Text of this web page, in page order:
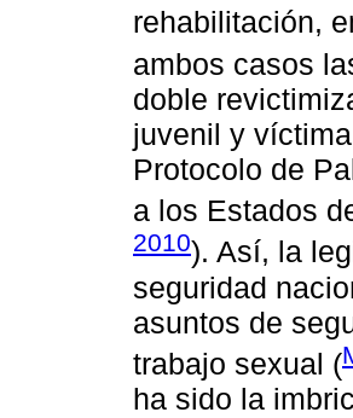
rehabilitación,
ambos casos
doble
juvenil y
Protocolo de
a los Estados
2010). Así, la
seguridad
asuntos de
trabajo sexual (
ha sido la